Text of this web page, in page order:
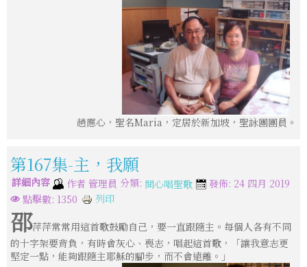
趙應心，聖名Maria，定居於新加坡，聖詠團團員。
第167集-主，我願
詳細內容 作者 管理員 分類: 開心唱聖歌
發佈: 24 四月 2019
點擊數: 1350
列印
邵萍萍常常用這首歌鼓勵自己，要一直跟隨主。每個人各有不同
的十字架要背負，有時會灰心、喪志，唱起這首歌，「讓我意志更
堅定一點，能夠跟隨主耶穌的腳步，而不會遠離。」